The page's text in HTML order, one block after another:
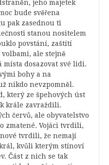
jeho majetek
bude svěřena
pak zasednou ti
stanou nositelem
povstání, zaštítí
ale stejně
dosazovat své lidi.
bohy a na
nikdo nevzpomněl.
který ze špehových úst
krále zavraždili.
červů, ale obyvatelstvo
zmatené. Vojáci tvrdili,
tvrdili, že nemají
kvůli kterým stínoví
Část z nich se tak